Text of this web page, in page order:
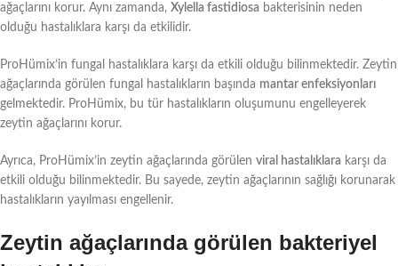
ağaçlarını korur. Aynı zamanda, Xylella fastidiosa bakterisinin neden
olduğu hastalıklara karşı da etkilidir.
ProHümix’in fungal hastalıklara karşı da etkili olduğu bilinmektedir. Zeytin
ağaçlarında görülen fungal hastalıkların başında mantar enfeksiyonları
gelmektedir. ProHümix, bu tür hastalıkların oluşumunu engelleyerek
zeytin ağaçlarını korur.
Ayrıca, ProHümix’in zeytin ağaçlarında görülen viral hastalıklara karşı da
etkili olduğu bilinmektedir. Bu sayede, zeytin ağaçlarının sağlığı korunarak
hastalıkların yayılması engellenir.
Zeytin ağaçlarında görülen bakteriyel